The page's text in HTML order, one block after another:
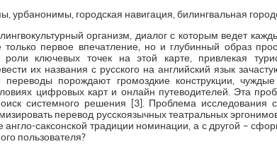
урбанонимы, городская навигация, билингвальная
организм, диалог с которым ведет
первое впечатление, но и глубинный образ
роли ключевых точек на этой карте, привлекая
их названия с русского на английский язык
порождают громоздкие конструкции, чуждые
цифровых карт и онлайн путеводителей. Эта
системного решения [3]. Проблема исследования
перевод русскоязычных театральных
англо-саксонской традиции номинации, а с другой –
пользователя?